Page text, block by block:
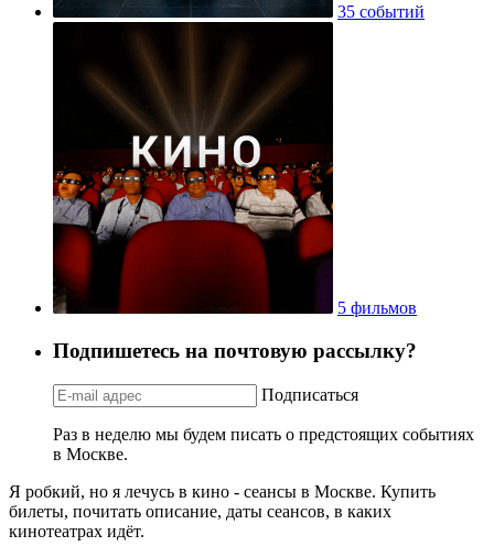
35 событий
5 фильмов
Подпишетесь на почтовую рассылку?
Подписаться
Раз в неделю мы будем писать о предстоящих событиях
в Москве.
Я робкий, но я лечусь в кино - сеансы в Москве. Купить
билеты, почитать описание, даты сеансов, в каких
кинотеатрах идёт.